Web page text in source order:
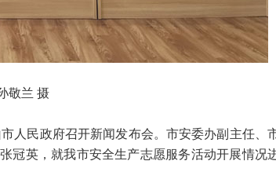
敬兰 摄
人民政府召开新闻发布会。市安委办副主任、
冠英，就我市安全生产志愿服务活动开展情况